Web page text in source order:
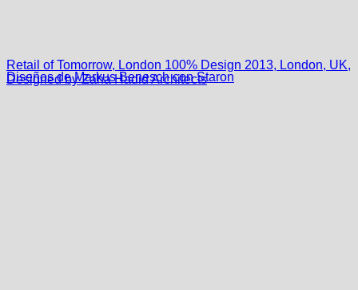
Retail of Tomorrow, London 100% Design 2013, London, UK,
Designed by Zaha Hadid Architects
Diseños de Markus Benesch con Staron